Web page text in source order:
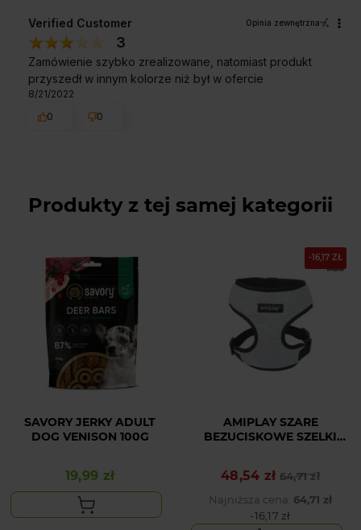
Verified Customer Opinia zewnętrzna
3
Zamówienie szybko zrealizowane, natomiast produkt
przyszedł w innym kolorze niż był w ofercie
8/21/2022
0
0
Produkty z tej samej kategorii
SAVORY JERKY ADULT
DOG VENISON 100G
Cena
19,99 zł
-16,17 ZŁ
AMIPLAY SZARE
BEZUCISKOWE SZELKI
Cena podstawowa
64,71 zł
Cena
48,54 zł
Najniższa cena: 64,71 zł
-16,17 zł